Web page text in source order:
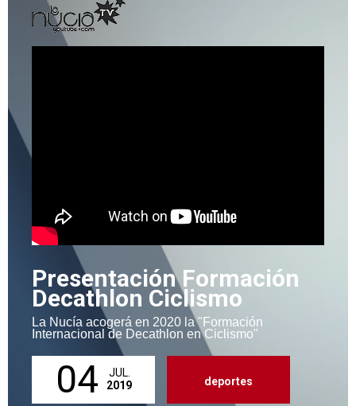
Presentación Formación
Decathlon Ciclismo
La Nucía acogerá en 2020 la "Formación
Internacional de Decathlon en Ciclismo"
04
JUL.
2019
deportes